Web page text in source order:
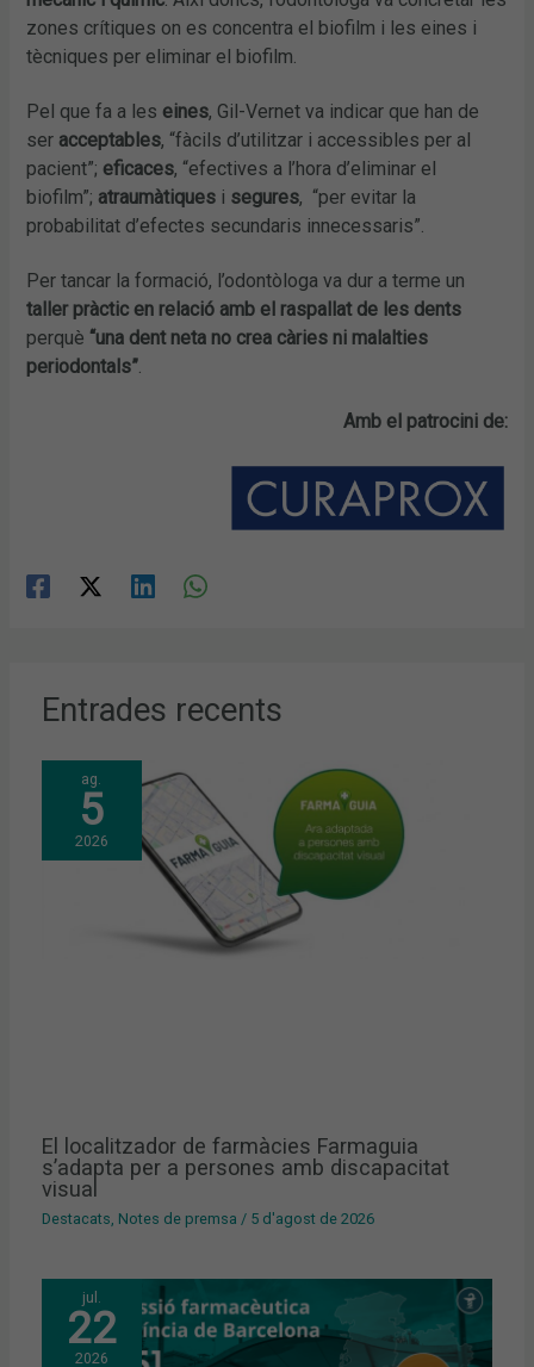
zones crítiques on es concentra el biofilm i les eines i
tècniques per eliminar el biofilm.
Pel que fa a les eines, Gil-Vernet va indicar que han de
ser acceptables, “fàcils d’utilitzar i accessibles per al
pacient”; eficaces, “efectives a l’hora d’eliminar el
biofilm”; atraumàtiques i segures, “per evitar la
probabilitat d’efectes secundaris innecessaris”.
Per tancar la formació, l’odontòloga va dur a terme un
taller pràctic en relació amb el raspallat de les dents
perquè “una dent neta no crea càries ni malalties
periodontals”
Amb el patrocini de:
Entrades recents
ag.
5
2026
El localitzador de farmàcies Farmaguia
s’adapta per a persones amb discapacitat
visual
Destacats, Notes de premsa / 5 d'agost de 2026
jul.
22
2026